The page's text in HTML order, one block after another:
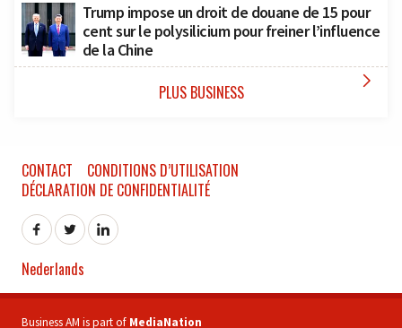
Trump impose un droit de douane de 15 pour
cent sur le polysilicium pour freiner l’influence
de la Chine
PLUS BUSINESS 
CONTACT
CONDITIONS D’UTILISATION
DÉCLARATION DE CONFIDENTIALITÉ
Nederlands
Business AM is part of MediaNation